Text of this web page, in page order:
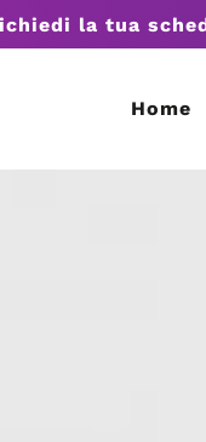
la tua
Home